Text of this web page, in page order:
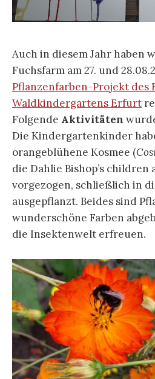
Auch in diesem Jahr haben
Fuchsfarm am 27. und
Pflanzenfarben-Projekt des
Waldkindergartens Erfurt
Folgende Aktivitäten
Die Kindergartenkinder
orangeblühene Kosmee (
die Dahlie Bishop’s children
vorgezogen, schließlich in
ausgepflanzt. Beides sind
wunderschöne Farben
die Insektenwelt erfreuen.